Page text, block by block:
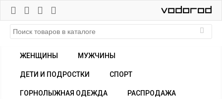
ЖЕНЩИНЫ МУЖЧИНЫ
ДЕТИ И ПОДРОСТКИ СПОРТ
ГОРНОЛЫЖНАЯ ОДЕЖДА РАСПРОДАЖА